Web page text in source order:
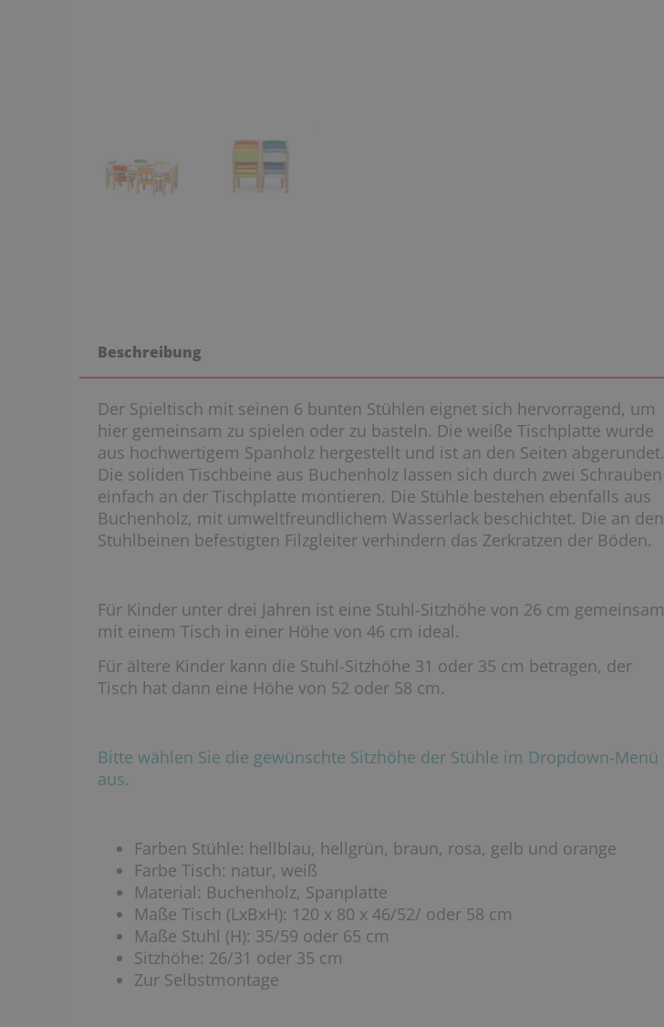
Beschreibung
Der Spieltisch mit seinen 6 bunten Stühlen eignet sich hervorragend, um
hier gemeinsam zu spielen oder zu basteln. Die weiße Tischplatte wurde
aus hochwertigem Spanholz hergestellt und ist an den Seiten abgerundet.
Die soliden Tischbeine aus Buchenholz lassen sich durch zwei Schrauben
einfach an der Tischplatte montieren. Die Stühle bestehen ebenfalls aus
Buchenholz, mit umweltfreundlichem Wasserlack beschichtet. Die an den
Stuhlbeinen befestigten Filzgleiter verhindern das Zerkratzen der Böden.
Für Kinder unter drei Jahren ist eine Stuhl-Sitzhöhe von 26 cm gemeinsam
mit einem Tisch in einer Höhe von 46 cm ideal.
Für ältere Kinder kann die Stuhl-Sitzhöhe 31 oder 35 cm betragen, der
Tisch hat dann eine Höhe von 52 oder 58 cm.
Bitte wählen Sie die gewünschte Sitzhöhe der Stühle im Dropdown-Menü
aus.
Farben Stühle: hellblau, hellgrün, braun, rosa, gelb und orange
Farbe Tisch: natur, weiß
Material: Buchenholz, Spanplatte
Maße Tisch (LxBxH): 120 x 80 x 46/52/ oder 58 cm
Maße Stuhl (H): 35/59 oder 65 cm
Sitzhöhe: 26/31 oder 35 cm
Zur Selbstmontage